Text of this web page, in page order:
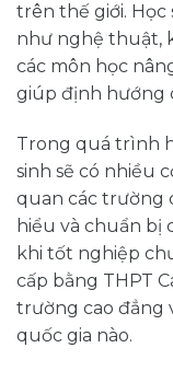
trên thế giới. Học
như nghệ thuật,
các môn học
giúp định hướng
Trong quá trình
sinh sẽ có nhiều
quan các trường
hiểu và chuẩn bị
khi tốt nghiệp
cấp bằng THPT
trường cao đẳng
quốc gia nào.